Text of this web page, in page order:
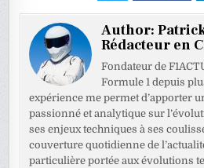
Author:
Rédacteur en
Fondateur de
Formule 1 depuis
expérience me permet d’apporter
passionné et analytique sur
ses enjeux techniques à ses
couverture quotidienne de
particulière portée aux évolutions